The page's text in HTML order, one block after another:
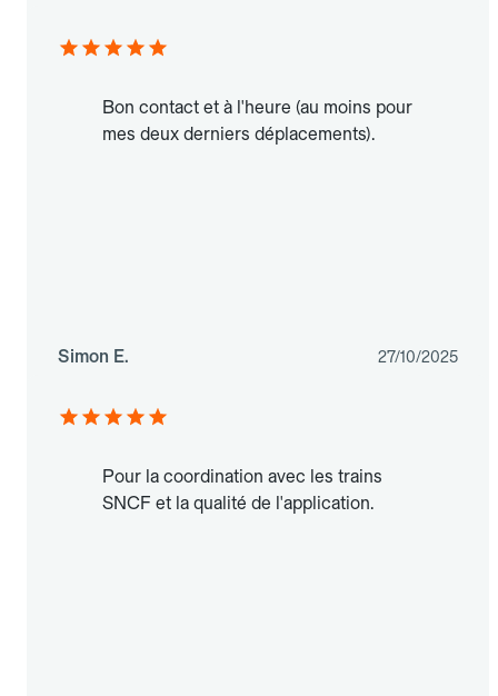
Bon contact et à l'heure (au moins pour
mes deux derniers déplacements).
Simon E. 27/10/2025
Pour la coordination avec les trains
SNCF et la qualité de l'application.